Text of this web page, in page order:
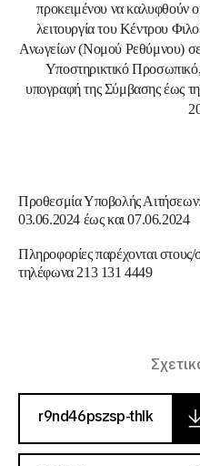
προκειμένου να καλυφθούν
λειτουργία του Κέντρου
Ανωγείων (Νομού Ρεθύμνου)
Υποστηρικτικό Προσωπικό,
υπογραφή της Σύμβασης έως
Προθεσμία Υποβολής Αιτήσεων:
03.06.2024 έως και 07.06.2024
Πληροφορίες παρέχονται στους/
τηλέφωνα 213 131 4449
r9nd46pszsp-thlk